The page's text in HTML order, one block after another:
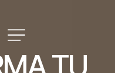
MATU